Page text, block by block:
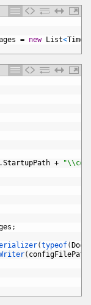
= new List<
.StartupPath +
;
(typeof( Doc
( configFilePath